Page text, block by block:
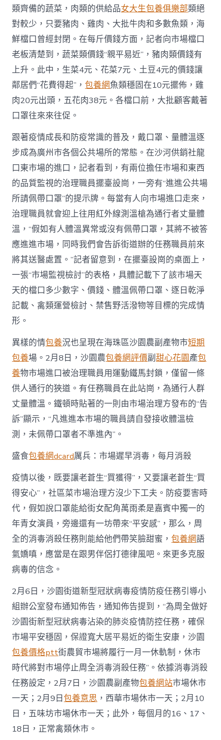
類齊備的蔬菜，肉類的供給品女大生包養俱樂部類絕
對較少，只要豬肉、雞肉、大批牛肉和多數魚類，海
鮮檔口曾經封閉。在每斤價錢方面，記者向市場檔口
老板清楚到，蔬菜類價錢“親平易近”，豬肉類價錢有
上升。此中，生菜4元、花菜7元、土豆4元的價錢讓
鄰居們“花費得起”，包養網魚類穩固在10元擺佈，雞
肉20元出頭，五花肉38元。各檔口前，大批顧客戴著
口罩往來來往促。
跟著疫情成長和防疫常識的普及，戴口罩、量體溫逐
步成為廣州市各個公共場所的常態。在沙河供銷社龍
口東市場的進口，記者看到，有兩位擔任市場和東西
的品質監視的治理職員擺臺設崗，一旁有“進進公共場
所請佩帶口罩”的提示牌。每當有人向市場進口走來，
治理職員就會迎上往用紅外線測溫槍為通行者丈量體
溫，“假如有人體溫異常或沒有佩帶口罩，其將不被答
應進進市場，同時我們會告訴街道辦的任務職員前來
將其送醫處置。”記者留意到，在擺臺設崗的桌面上，
一張“市場監視檢討”的表格，具體記載下了該市場天
天的檔口多少數字、價錢、體溫佩帶口罩、逐日乾淨
記載、禽類運營檢討、禁售野活潑物等目標的完成情
形。
異樣的情包養況也呈現在海珠區沙園農副產物市短期
包養場。2月8日，沙園農包養網評價副甜心花園產包
養物市場進口被治理職員用運動鐵馬封鎖，僅留一條
供人通行的狹道。有任務職員在此站崗，為通行人群
丈量體溫。鐵頓時貼著的一則由市場治理方發布的“告
訴”顯示，“凡進進本市場的職員請自發接收體溫檢
測，未佩帶口罩者不準進內”。
盛食包養網dcard厲兵：市場遲早消毒，每月消殺
疫情以後，既要讓老蒼生“買獲得”，又要讓老蒼生“買
得安心”，社區菜市場治理方沒少下工夫。防疫要害時
代，假如說口罩能給街女配角萬雨柔是嘉賓中獨一的
年青女演員，旁邊還有一坊帶來“平安感”，那么，周
全的消毒消殺任務則能給他們帶笑臉甜蜜，包養網語
氣嬌嗔，應當是在跟男伴侶打德律風吧。來更多克服
病毒的信念。
2月6日，沙園街道新型冠狀病毒疫情防疫任務引導小
組辦公室發布通知佈告，通知佈告提到，“為周全做好
沙園街新型冠狀病毒沾染的肺炎疫情防控任務，確保
市場平安穩固，保證寬大居平易近的衛生安康，沙園
包養價格ptt街農貿市場將履行一月一休軌制，休市
時代將對市場停止周全消毒消殺任務”。依據消毒消殺
任務設定，2月7日，沙園農副產物包養網站市場休市
一天；2月9日包養意思 ，西華市場休市一天；2月10
日，五味坊市場休市一天；此外，每個月的16、17、
18日，正常禽類休市。